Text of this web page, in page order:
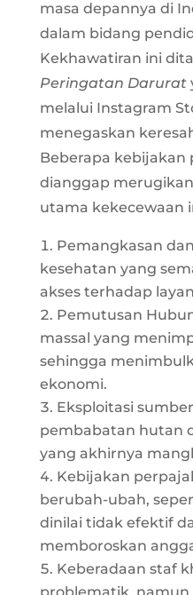
masa depannya di
dalam bidang
Kekhawatiran ini
Peringatan Darurat
melalui Instagram
menegaskan
Beberapa kebijakan
dianggap
utama kekecewaan
Pemangkasan
kesehatan yang
akses terhadap
Pemutusan
massal yang
sehingga
ekonomi.
Eksploitasi
pembabatan hutan
yang akhirnya
Kebijakan
berubah-ubah,
dinilai tidak efektif
memboroskan
Keberadaan staf